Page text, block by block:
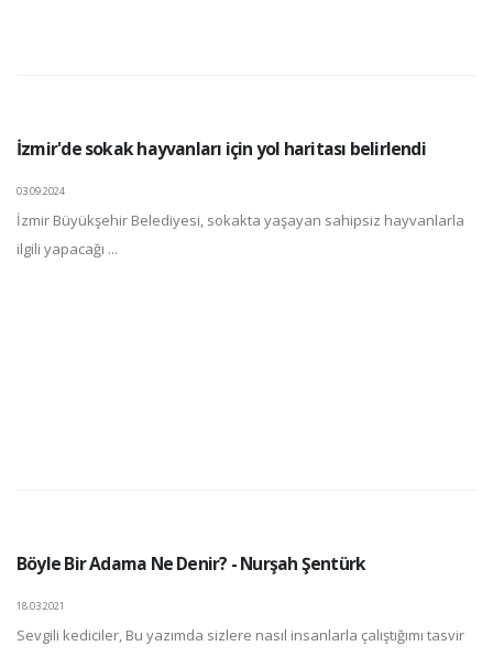
İzmir'de sokak hayvanları için yol haritası belirlendi
03.09.2024
İzmir Büyükşehir Belediyesi, sokakta yaşayan sahipsiz hayvanlarla
ilgili yapacağı ...
Böyle Bir Adama Ne Denir? - Nurşah Şentürk
18.03.2021
Sevgili kediciler, Bu yazımda sizlere nasıl insanlarla çalıştığımı tasvir